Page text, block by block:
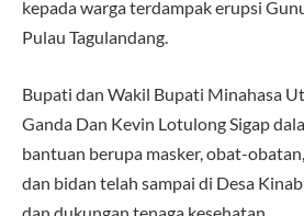
kepada warga terdampak erupsi
Pulau Tagulandang.
Bupati dan Wakil Bupati Minahasa
Ganda Dan Kevin Lotulong Sigap
bantuan berupa masker, obat-
dan bidan telah sampai di Desa
dan dukungan tenaga kesehatan.